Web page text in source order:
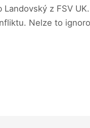
z FSV
Nelze to